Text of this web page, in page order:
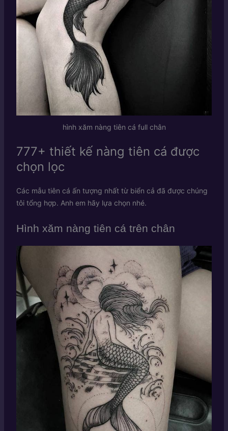
hình xăm nàng tiên cá full chân
777+ thiết kế nàng tiên cá được
chọn lọc
Các mẫu tiên cá ấn tượng nhất từ biển cả đã được chúng
tôi tổng hợp. Anh em hãy lựa chọn nhé.
Hình xăm nàng tiên cá trên chân